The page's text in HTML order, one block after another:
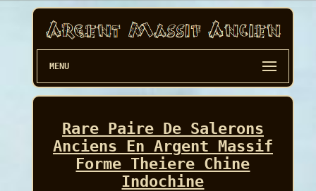
MENU
Rare Paire De Salerons
Anciens En Argent Massif
Forme Theiere Chine
Indochine